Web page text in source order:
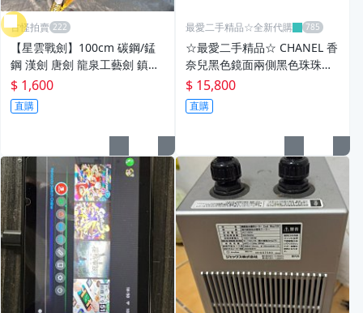
古怪拍賣
【星雲戰劍】100cm 碳鋼/錳
鋼 漢劍 唐劍 龍泉工藝劍 鎮宅
避邪 金屬劍鞘 附劍穗 居家擺
飾 收藏 角色扮演 Cosplay 送
禮
$ 1,600
直購
最愛二手精品☆全新代購
☆最愛二手精品☆ CHANEL 香
奈兒黑色鏡面兩側黑色珠珠串
珠金框太陽眼鏡墨鏡 5375-B-A
XC6556
$ 15,800
直購